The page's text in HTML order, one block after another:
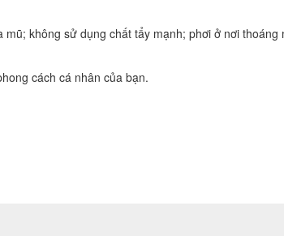
không sử dụng chất tẩy mạnh; phơi ở nơi
cách cá nhân của bạn.